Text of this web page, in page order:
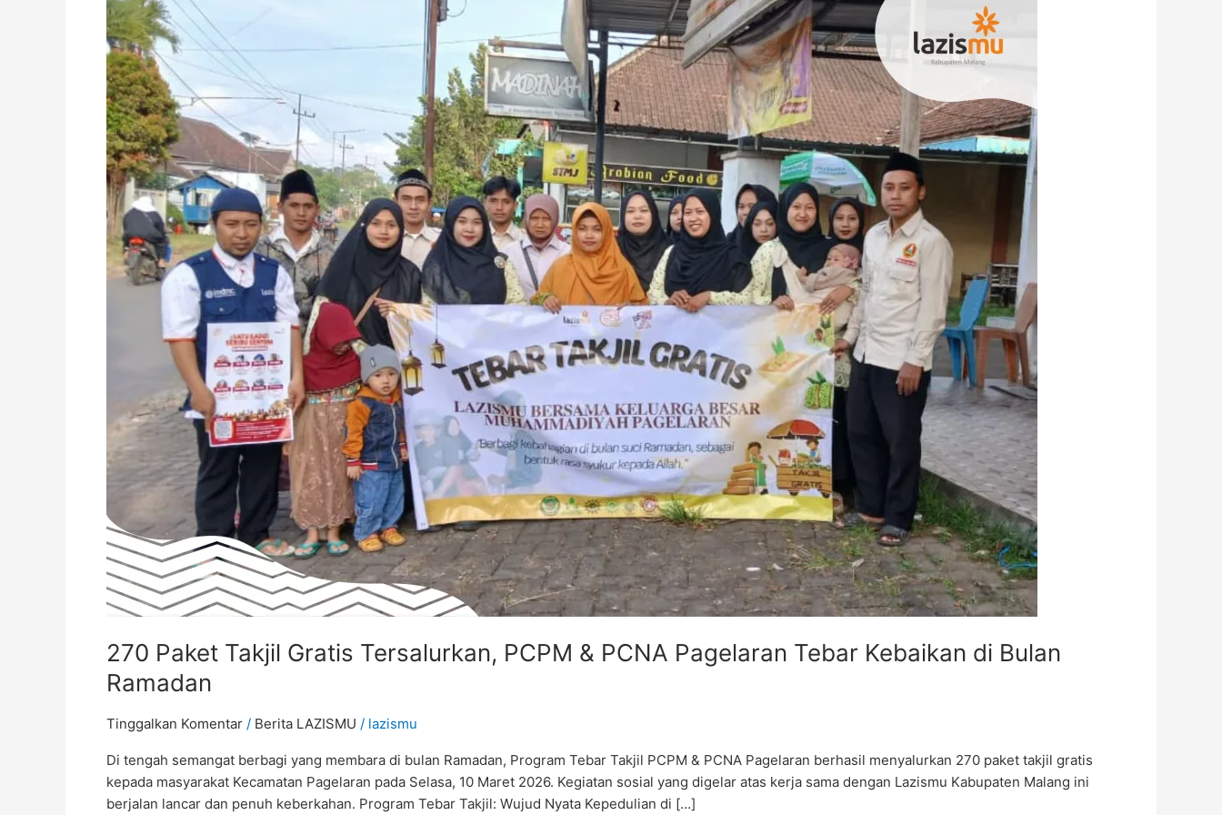
270 Paket Takjil Gratis Tersalurkan, PCPM & PCNA Pagelaran Tebar Kebaikan di Bulan
Ramadan
Tinggalkan Komentar / Berita LAZISMU / lazismu
Di tengah semangat berbagi yang membara di bulan Ramadan, Program Tebar Takjil PCPM & PCNA Pagelaran berhasil menyalurkan 270 paket takjil gratis
kepada masyarakat Kecamatan Pagelaran pada Selasa, 10 Maret 2026. Kegiatan sosial yang digelar atas kerja sama dengan Lazismu Kabupaten Malang ini
berjalan lancar dan penuh keberkahan. Program Tebar Takjil: Wujud Nyata Kepedulian di […]
Takjil
Gratis
Tersalurkan,
PCPM
&
PCNA
Pagelaran
Tebar
Kebaikan
di
Bulan
Ramadan